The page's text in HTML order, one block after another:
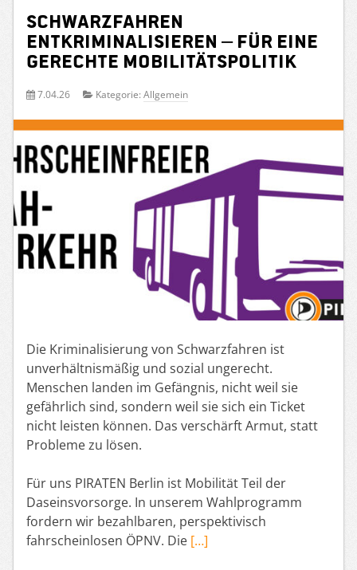
Schwarzfahren
entkriminalisieren – für eine
gerechte Mobilitätspolitik
7.04.26 Kategorie: Allgemein
Die Kriminalisierung von Schwarzfahren ist
unverhältnismäßig und sozial ungerecht.
Menschen landen im Gefängnis, nicht weil sie
gefährlich sind, sondern weil sie sich ein Ticket
nicht leisten können. Das verschärft Armut, statt
Probleme zu lösen.
Für uns PIRATEN Berlin ist Mobilität Teil der
Daseinsvorsorge. In unserem Wahlprogramm
fordern wir bezahlbaren, perspektivisch
fahrscheinlosen ÖPNV. Die […]